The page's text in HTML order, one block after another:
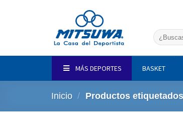
Buscar
por:
MÁS DEPORTES BASKET
Inicio / Productos